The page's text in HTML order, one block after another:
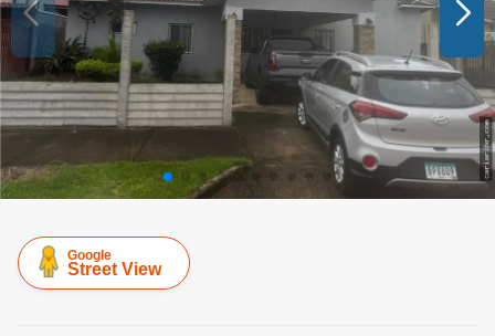
Google
Street View